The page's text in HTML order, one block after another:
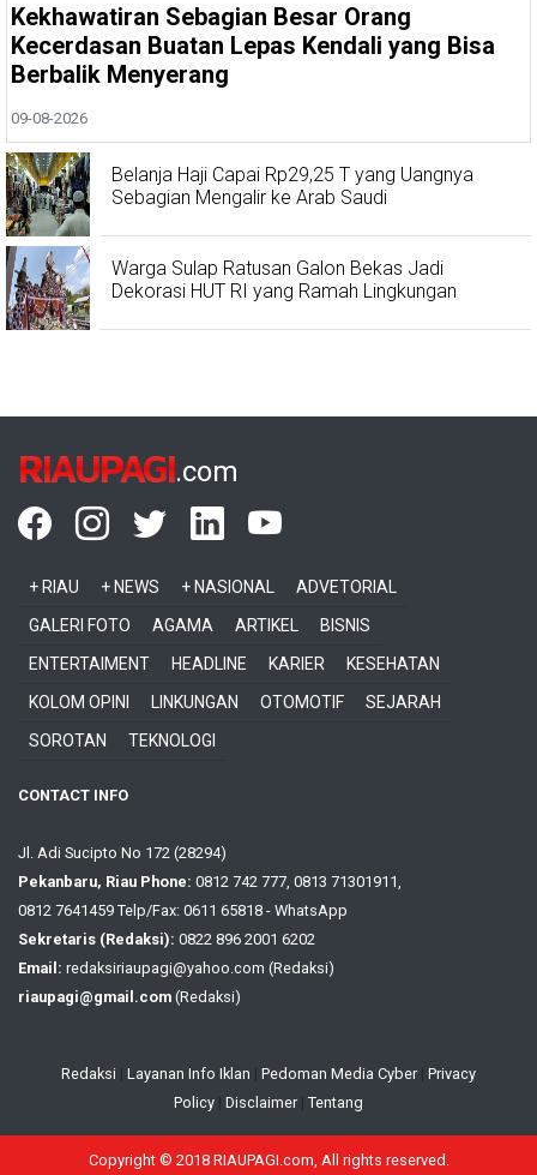
Kekhawatiran Sebagian Besar Orang
Kecerdasan Buatan Lepas Kendali yang Bisa
Berbalik Menyerang
09-08-2026
Belanja Haji Capai Rp29,25 T yang Uangnya
Sebagian Mengalir ke Arab Saudi
Warga Sulap Ratusan Galon Bekas Jadi
Dekorasi HUT RI yang Ramah Lingkungan
RIAUPAGI.com
+ RIAU + NEWS + NASIONAL
ADVETORIAL
GALERI FOTO
AGAMA ARTIKEL
BISNIS
ENTERTAIMENT
HEADLINE KARIER
KESEHATAN
KOLOM OPINI
LINKUNGAN OTOMOTIF
SEJARAH
SOROTAN
TEKNOLOGI
CONTACT INFO
Jl. Adi Sucipto No 172 (28294)
Pekanbaru, Riau Phone: 0812 742 777, 0813 71301911,
0812 7641459 Telp/Fax: 0611 65818 - WhatsApp
Sekretaris (Redaksi): 0822 896 2001 6202
Email: redaksiriaupagi@yahoo.com (Redaksi)
riaupagi@gmail.com (Redaksi)
Redaksi Layanan Info Iklan Pedoman Media Cyber Privacy
Policy Disclaimer Tentang
Copyright © 2018 RIAUPAGI.com, All rights reserved.